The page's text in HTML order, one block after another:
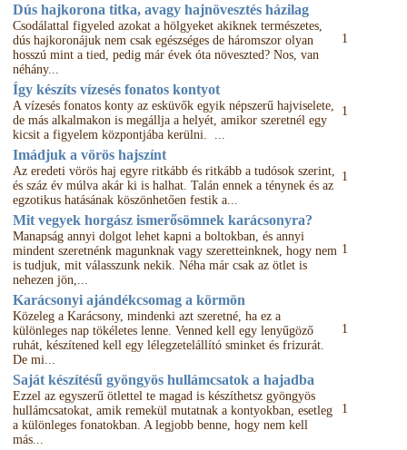
Dús hajkorona titka, avagy hajnövesztés házilag
Csodálattal figyeled azokat a hölgyeket akiknek természetes,
dús hajkoronájuk nem csak egészséges de háromszor olyan
hosszú mint a tied, pedig már évek óta növeszted? Nos, van
néhány...
1
Így készíts vízesés fonatos kontyot
A vízesés fonatos konty az esküvők egyik népszerű hajviselete,
de más alkalmakon is megállja a helyét, amikor szeretnél egy
kicsit a figyelem központjába kerülni. ...
1
Imádjuk a vörös hajszínt
Az eredeti vörös haj egyre ritkább és ritkább a tudósok szerint,
és száz év múlva akár ki is halhat. Talán ennek a ténynek és az
egzotikus hatásának köszönhetően festik a...
1
Mit vegyek horgász ismerősömnek karácsonyra?
Manapság annyi dolgot lehet kapni a boltokban, és annyi
mindent szeretnénk magunknak vagy szeretteinknek, hogy nem
is tudjuk, mit válasszunk nekik. Néha már csak az ötlet is
nehezen jön,...
1
Karácsonyi ajándékcsomag a körmön
Közeleg a Karácsony, mindenki azt szeretné, ha ez a
különleges nap tökéletes lenne. Venned kell egy lenyűgöző
ruhát, készítened kell egy lélegzetelállító sminket és frizurát.
De mi...
1
Saját készítésű gyöngyös hullámcsatok a hajadba
Ezzel az egyszerű ötlettel te magad is készíthetsz gyöngyös
hullámcsatokat, amik remekül mutatnak a kontyokban, esetleg
a különleges fonatokban. A legjobb benne, hogy nem kell
más...
1